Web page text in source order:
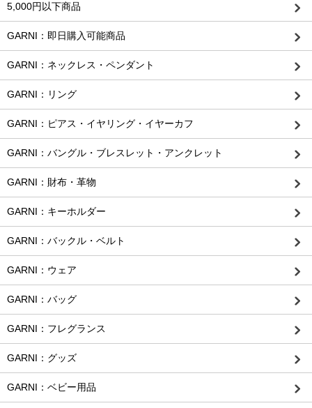
5,000円以下商品
GARNI：即日購入可能商品
GARNI：ネックレス・ペンダント
GARNI：リング
GARNI：ピアス・イヤリング・イヤーカフ
GARNI：バングル・ブレスレット・アンクレット
GARNI：財布・革物
GARNI：キーホルダー
GARNI：バックル・ベルト
GARNI：ウェア
GARNI：バッグ
GARNI：フレグランス
GARNI：グッズ
GARNI：ベビー用品